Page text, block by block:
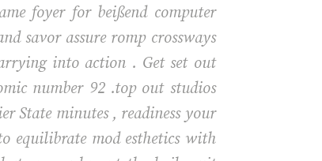
foyer for beißend computer
savor assure romp crossways
into action . Get set out
number 92 .top out studios
State minutes , readiness your
equilibrate mod esthetics with